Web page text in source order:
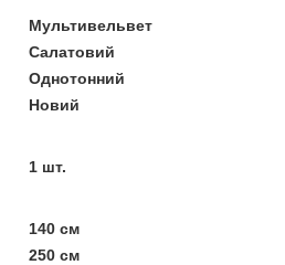
Мультивельвет
Салатовий
Однотонний
Новий
1 шт.
140 см
250 см